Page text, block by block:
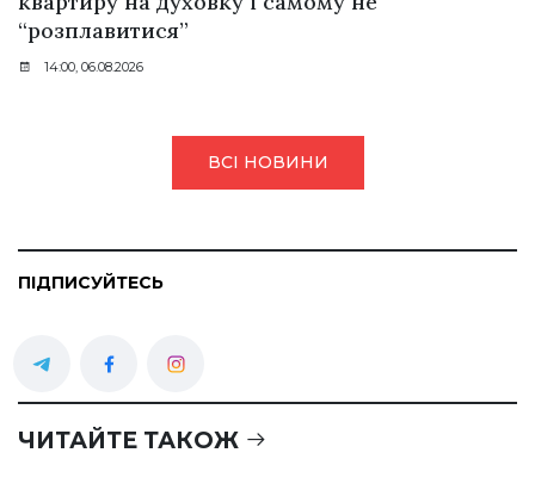
“розплавитися”
14:00, 06.08.2026
ВСІ НОВИНИ
ПІДПИСУЙТЕСЬ
ЧИТАЙТЕ ТАКОЖ